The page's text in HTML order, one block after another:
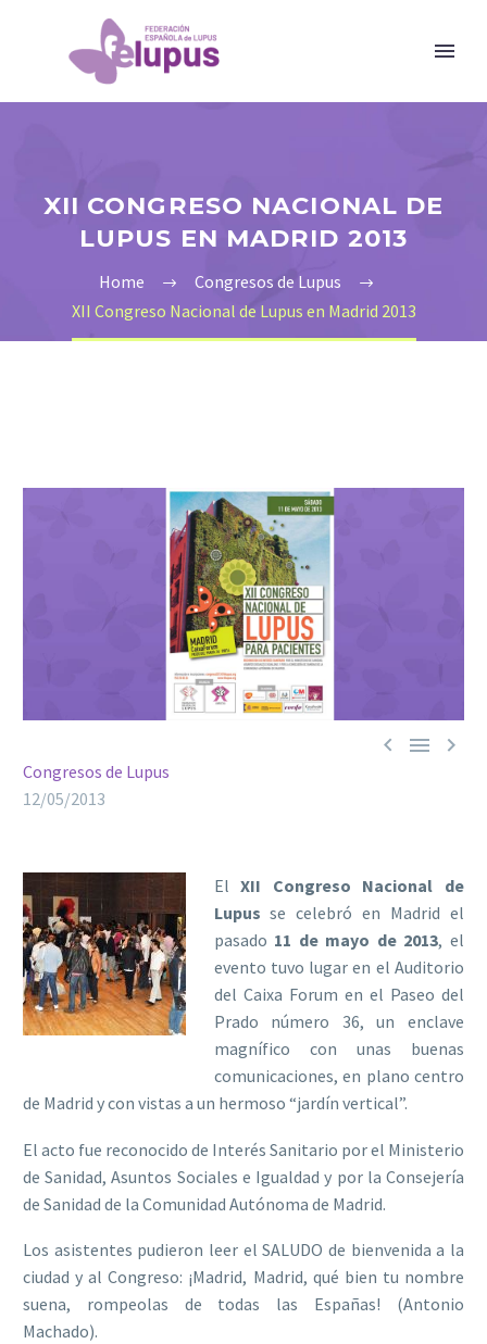
XII CONGRESO NACIONAL DE
LUPUS EN MADRID 2013
Home
Congresos de Lupus
XII Congreso Nacional de Lupus en Madrid 2013
  
Congresos de Lupus
12/05/2013
ElXII Congreso Nacional de
Lupus se celebró en Madrid el
pasado 11 de mayo de 2013, el
evento tuvo lugar en el Auditorio
del Caixa Forum en el Paseo del
Prado número 36, un enclave
magnífico con unas buenas
comunicaciones, en plano centro
de Madrid y con vistas a un hermoso “jardín vertical”.
El acto fue reconocido de Interés Sanitario por el Ministerio
de Sanidad, Asuntos Sociales e Igualdad y por la Consejería
de Sanidad de la Comunidad Autónoma de Madrid.
Los asistentes pudieron leer el SALUDO de bienvenida a la
ciudad y al Congreso: ¡Madrid, Madrid, qué bien tu nombre
suena, rompeolas de todas las Españas! (Antonio
Machado).